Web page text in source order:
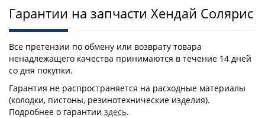
Гарантии на запчасти Хендай Солярис
Все претензии по обмену или возврату товара
ненадлежащего качества принимаются в течение 14 дней
со дня покупки.
Гарантия не распространяется на расходные материалы
(колодки, пистоны, резинотехнические изделия).
Подробнее о гарантии здесь.